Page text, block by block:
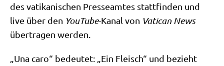
des vati­ka­ni­schen Pres­se­am­tes statt­fin­den und
live über den You­Tube-Kanal von Vati­can News
über­tra­gen werden.
„Una caro“ bedeu­tet: „Ein Fleisch“ und bezieht